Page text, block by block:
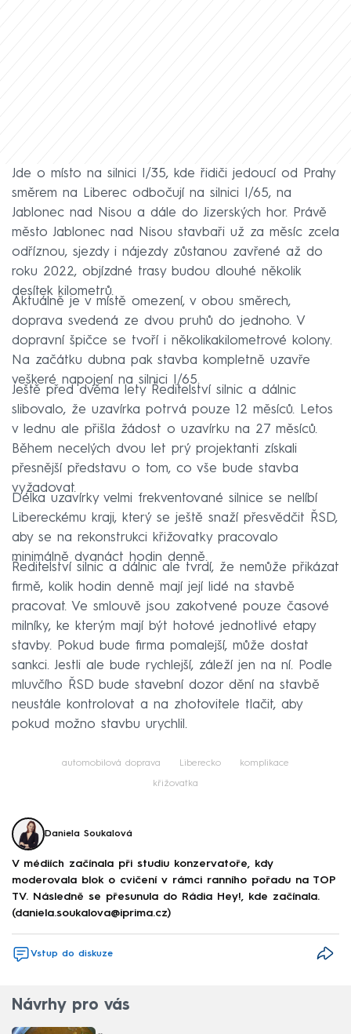
Jde o místo na silnici I/35, kde řidiči jedoucí od Prahy
směrem na Liberec odbočují na silnici I/65, na
Jablonec nad Nisou a dále do Jizerských hor. Právě
město Jablonec nad Nisou stavbaři už za měsíc zcela
odříznou, sjezdy i nájezdy zůstanou zavřené až do
roku 2022, objízdné trasy budou dlouhé několik
desítek kilometrů.
Aktuálně je v místě omezení, v obou směrech,
doprava svedená ze dvou pruhů do jednoho. V
dopravní špičce se tvoří i několikakilometrové kolony.
Na začátku dubna pak stavba kompletně uzavře
veškeré napojení na silnici I/65.
Ještě před dvěma lety Ředitelství silnic a dálnic
slibovalo, že uzavírka potrvá pouze 12 měsíců. Letos
v lednu ale přišla žádost o uzavírku na 27 měsíců.
Během necelých dvou let prý projektanti získali
přesnější představu o tom, co vše bude stavba
vyžadovat.
Délka uzavírky velmi frekventované silnice se nelíbí
Libereckému kraji, který se ještě snaží přesvědčit ŘSD,
aby se na rekonstrukci křižovatky pracovalo
minimálně dvanáct hodin denně.
Ředitelství silnic a dálnic ale tvrdí, že nemůže přikázat
firmě, kolik hodin denně mají její lidé na stavbě
pracovat. Ve smlouvě jsou zakotvené pouze časové
milníky, ke kterým mají být hotové jednotlivé etapy
stavby. Pokud bude firma pomalejší, může dostat
sankci. Jestli ale bude rychlejší, záleží jen na ní. Podle
mluvčího ŘSD bude stavební dozor dění na stavbě
neustále kontrolovat a na zhotovitele tlačit, aby
pokud možno stavbu urychlil.
automobilová doprava Liberecko komplikace
křižovatka
Daniela Soukalová
V médiích začínala při studiu konzervatoře, kdy
moderovala blok o cvičení v rámci ranního pořadu na TOP
TV. Následně se přesunula do Rádia Hey!, kde začínala.
(daniela.soukalova@iprima.cz)
Vstup do diskuze
Návrhy pro vás